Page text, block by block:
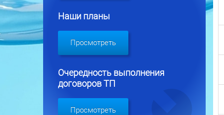
Наши планы
Просмотреть
Очередность выполнения
договоров ТП
Просмотреть